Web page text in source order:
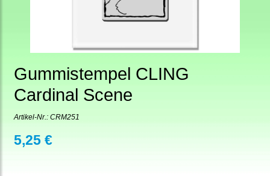
Gummistempel CLING
Cardinal Scene
Artikel-Nr.: CRM251
5,25 €